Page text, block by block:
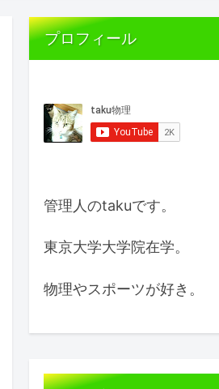
プロフィール
管理人のtakuです。
東京大学大学院在学。
物理やスポーツが好き。